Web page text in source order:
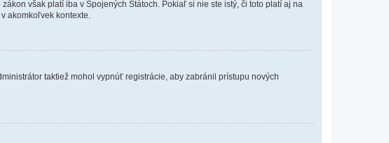
však platí iba v Spojených Štátoch. Pokiaľ si nie ste istý, či toto platí aj na
akomkoľvek kontexte.
taktiež mohol vypnúť registrácie, aby zabránil prístupu nových